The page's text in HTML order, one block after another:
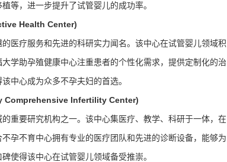
等，进一步提升了试管婴儿的成功率。
Health Center)
医疗服务和先进的科研实力闻名。该中心在试管婴儿领域积
学助孕殖健康中心注重患者的个性化需求，提供定制化的治
中心成为众多不孕夫妇的首选。
Comprehensive Infertility Center)
重要研究机构之一。该中心集医疗、教学、科研于一体，在
孕不育中心拥有专业的医疗团队和先进的诊断设备，能够为
使得该中心在试管婴儿领域备受推崇。